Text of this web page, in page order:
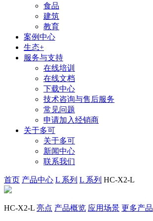
食品
建筑
教育
案例中心
生态+
服务与支持
在线培训
在线文档
下载中心
技术咨询与售后服务
常见问题
申请加入经销商
关于多可
关于多可
新闻中心
联系我们
首页 产品中心 L 系列 L 系列 HC-X2-L
HC-X2-L 亮点 产品概览 应用场景 更多产品